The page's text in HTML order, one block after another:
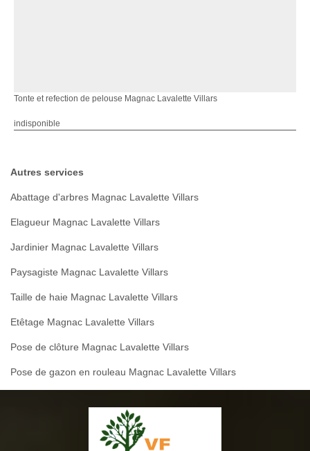
Tonte et refection de pelouse Magnac Lavalette Villars
indisponible
Autres services
Abattage d'arbres Magnac Lavalette Villars
Elagueur Magnac Lavalette Villars
Jardinier Magnac Lavalette Villars
Paysagiste Magnac Lavalette Villars
Taille de haie Magnac Lavalette Villars
Etêtage Magnac Lavalette Villars
Pose de clôture Magnac Lavalette Villars
Pose de gazon en rouleau Magnac Lavalette Villars